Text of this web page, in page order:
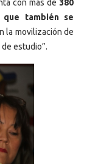
con más de 380
que también se
la movilización de
estudio”.